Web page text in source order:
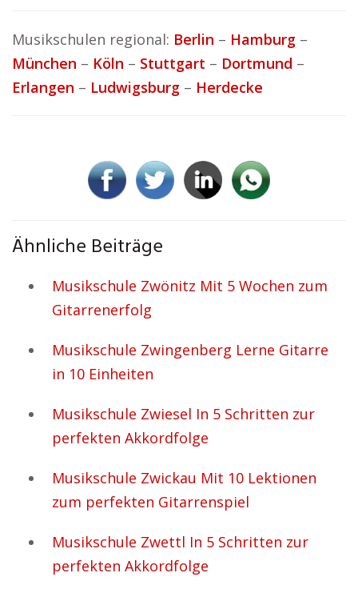
Musikschulen regional: Berlin – Hamburg –
München – Köln – Stuttgart – Dortmund –
Erlangen – Ludwigsburg – Herdecke
Ähnliche Beiträge
Musikschule Zwönitz Mit 5 Wochen zum
Gitarrenerfolg
Musikschule Zwingenberg Lerne Gitarre
in 10 Einheiten
Musikschule Zwiesel In 5 Schritten zur
perfekten Akkordfolge
Musikschule Zwickau Mit 10 Lektionen
zum perfekten Gitarrenspiel
Musikschule Zwettl In 5 Schritten zur
perfekten Akkordfolge